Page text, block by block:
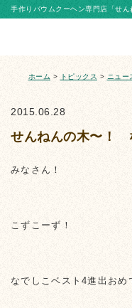
手作りバウムクーヘン専門店「せん
ホーム > トピックス > ニュー
2015.06.28
せんねんの木〜！
みなさん！
こずこーず！
なでしこベスト4進出おめ